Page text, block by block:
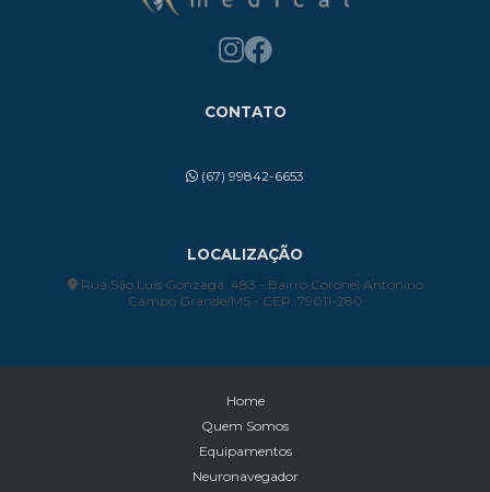
CONTATO
(67) 99842-6653
LOCALIZAÇÃO
Rua São Luís Gonzaga, 483 - Bairro Coronel Antonino
Campo Grande/MS - CEP: 79011-280
Home
Quem Somos
Equipamentos
Neuronavegador